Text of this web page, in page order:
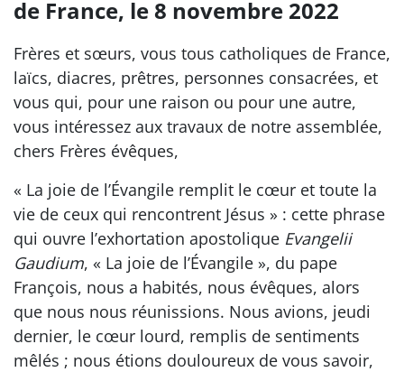
de France, le 8 novembre 2022
Frères et sœurs, vous tous catholiques de France,
laïcs, diacres, prêtres, personnes consacrées, et
vous qui, pour une raison ou pour une autre,
vous intéressez aux travaux de notre assemblée,
chers Frères évêques,
« La joie de l’Évangile remplit le cœur et toute la
vie de ceux qui rencontrent Jésus » : cette phrase
qui ouvre l’exhortation apostolique Evangelii
Gaudium, « La joie de l’Évangile », du pape
François, nous a habités, nous évêques, alors
que nous nous réunissions. Nous avions, jeudi
dernier, le cœur lourd, remplis de sentiments
mêlés ; nous étions douloureux de vous savoir,